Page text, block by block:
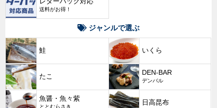
送料がお得！
ジャンルで選ぶ
鮭 いくら
たこ
DEN-BAR
デンバル
魚醤・魚々紫
ととむらさき
日高昆布